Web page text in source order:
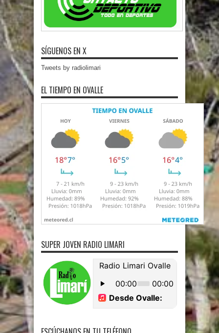
SÍGUENOS EN X
Tweets by radiolimari
EL TIEMPO EN OVALLE
SUPER JOVEN RADIO LIMARI